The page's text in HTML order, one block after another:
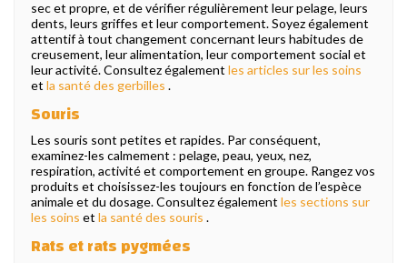
sec et propre, et de vérifier régulièrement leur pelage, leurs
dents, leurs griffes et leur comportement. Soyez également
attentif à tout changement concernant leurs habitudes de
creusement, leur alimentation, leur comportement social et
leur activité. Consultez également les articles sur les soins
et la santé des gerbilles .
Souris
Les souris sont petites et rapides. Par conséquent,
examinez-les calmement : pelage, peau, yeux, nez,
respiration, activité et comportement en groupe. Rangez vos
produits et choisissez-les toujours en fonction de l’espèce
animale et du dosage. Consultez également les sections sur
les soins et la santé des souris .
Rats et rats pygmées